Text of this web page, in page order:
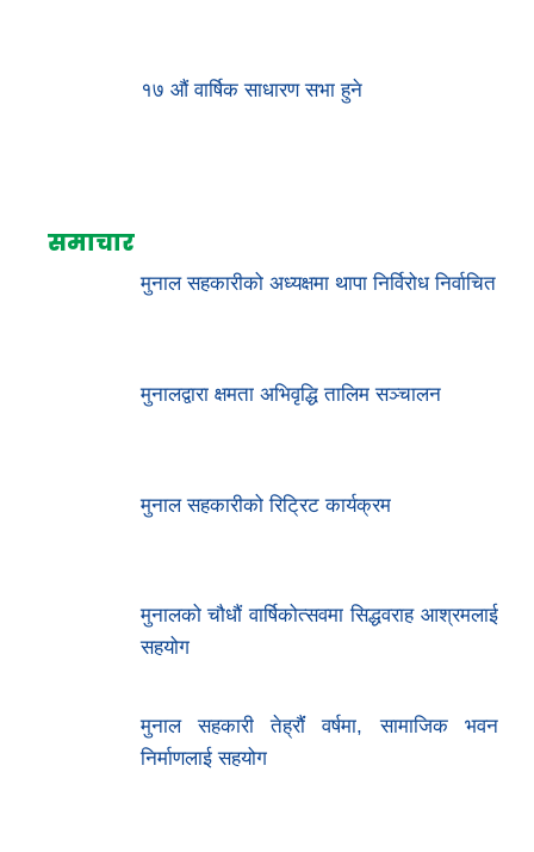
१७ औं वार्षिक साधारण सभा हुने
समाचार
मुनाल सहकारीको अध्यक्षमा थापा निर्विरोध निर्वाचित
मुनालद्वारा क्षमता अभिवृद्धि तालिम सञ्चालन
मुनाल सहकारीको रिट्रिट कार्यक्रम
मुनालको चौधौं वार्षिकोत्सवमा सिद्धवराह आश्रमलाई
सहयोग
मुनाल सहकारी तेह्रौंं वर्षमा, सामाजिक भवन
निर्माणलाई सहयोग